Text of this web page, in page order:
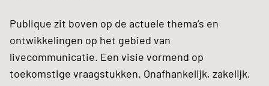
Publique zit boven op de actuele thema’s en
ontwikkelingen op het gebied van
livecommunicatie. Een visie vormend op
toekomstige vraagstukken. Onafhankelijk, zakelijk,